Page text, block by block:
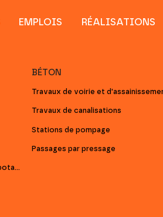
Réservoirs de stockage étanches pour l'eau potable
BÉTON
Travaux de voirie et
Travaux de canalisations
Stations de pompage
Passages par pressage
EMPLOIS RÉALISATIONS